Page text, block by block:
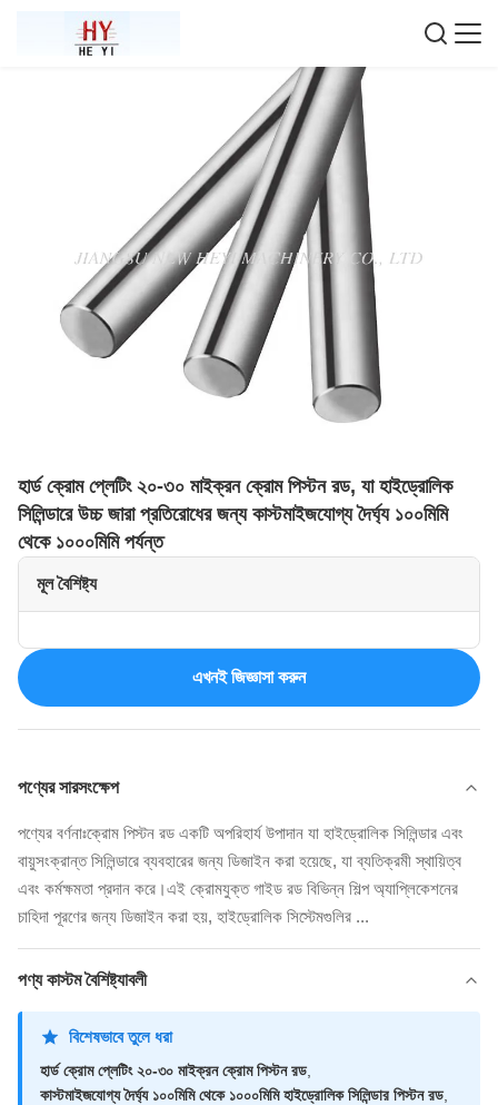
হার্ড ক্রোম প্লেটিং ২০-৩০ মাইক্রন ক্রোম পিস্টন রড, যা হাইড্রোলিক
সিলিন্ডারে উচ্চ জারা প্রতিরোধের জন্য কাস্টমাইজযোগ্য দৈর্ঘ্য ১০০মিমি
থেকে ১০০০মিমি পর্যন্ত
মূল বৈশিষ্ট্য
এখনই জিজ্ঞাসা করুন
পণ্যের সারসংক্ষেপ
পণ্যের বর্ণনাঃক্রোম পিস্টন রড একটি অপরিহার্য উপাদান যা হাইড্রোলিক সিলিন্ডার এবং
বায়ুসংক্রান্ত সিলিন্ডারে ব্যবহারের জন্য ডিজাইন করা হয়েছে, যা ব্যতিক্রমী স্থায়িত্ব
এবং কর্মক্ষমতা প্রদান করে।এই ক্রোমযুক্ত গাইড রড বিভিন্ন শিল্প অ্যাপ্লিকেশনের
চাহিদা পূরণের জন্য ডিজাইন করা হয়, হাইড্রোলিক সিস্টেমগুলির ...
পণ্য কাস্টম বৈশিষ্ট্যাবলী
বিশেষভাবে তুলে ধরা
হার্ড ক্রোম প্লেটিং ২০-৩০ মাইক্রন ক্রোম পিস্টন রড,
কাস্টমাইজযোগ্য দৈর্ঘ্য ১০০মিমি থেকে ১০০০মিমি হাইড্রোলিক সিলিন্ডার পিস্টন রড,